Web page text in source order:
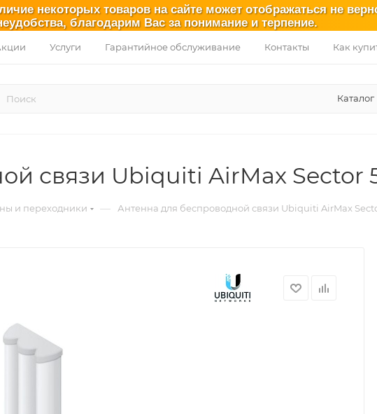
некоторых товаров на сайте может отображаться не
благодарим Вас за понимание и терпение.
Услуги Гарантийное обслуживание Контакты Как
Каталог
связи Ubiquiti AirMax Sector
и переходники — Антенна для беспроводной связи Ubiquiti AirMax